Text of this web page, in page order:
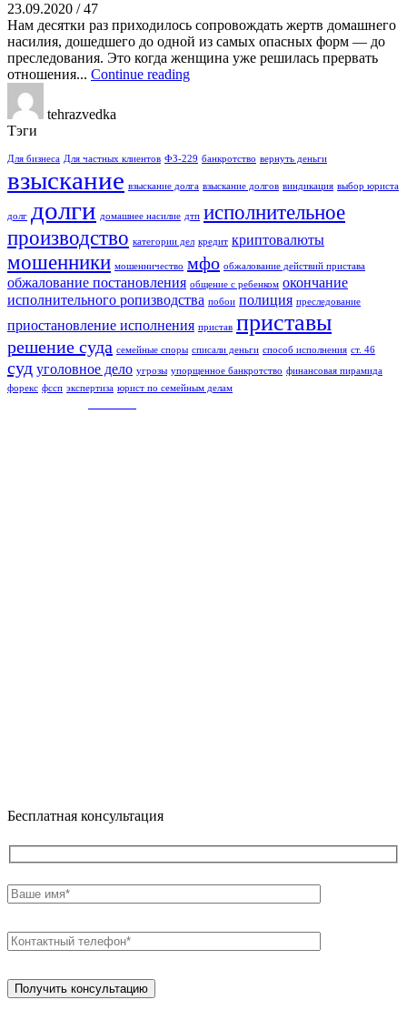
23.09.2020 / 47
Нам десятки раз приходилось сопровождать жертв домашнего
насилия, дошедшего до одной из самых опасных форм — до
преследования. Это когда женщина уже решилась прервать
отношения... Continue reading
tehrazvedka
Тэги
Для бизнеса Для частных клиентов ФЗ-229 банкротство вернуть деньги
взыскание взыскание долга взыскание долгов виндикация выбор юриста
долг долги домашнее насилие дтп исполнительное
производство категории дел кредит криптовалюты
мошенники мошенничество мфо обжалование действий пристава
обжалование постановления общение с ребенком окончание
исполнительного ропизводства побои полиция преследование
приостановление исполнения пристав приставы
решение суда семейные споры списали деньги способ исполнения ст. 46
суд уголовное дело угрозы упорщенное банкротство финансовая пирамида
форекс фссп экспертиза юрист по семейным делам
Бесплатная консультация
Получить консультацию